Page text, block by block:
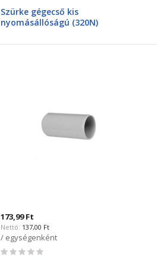
Szürke gégecső kis
nyomásállóságú (320N)
173,99 Ft
137,00 Ft
/ egységenként
Rating: